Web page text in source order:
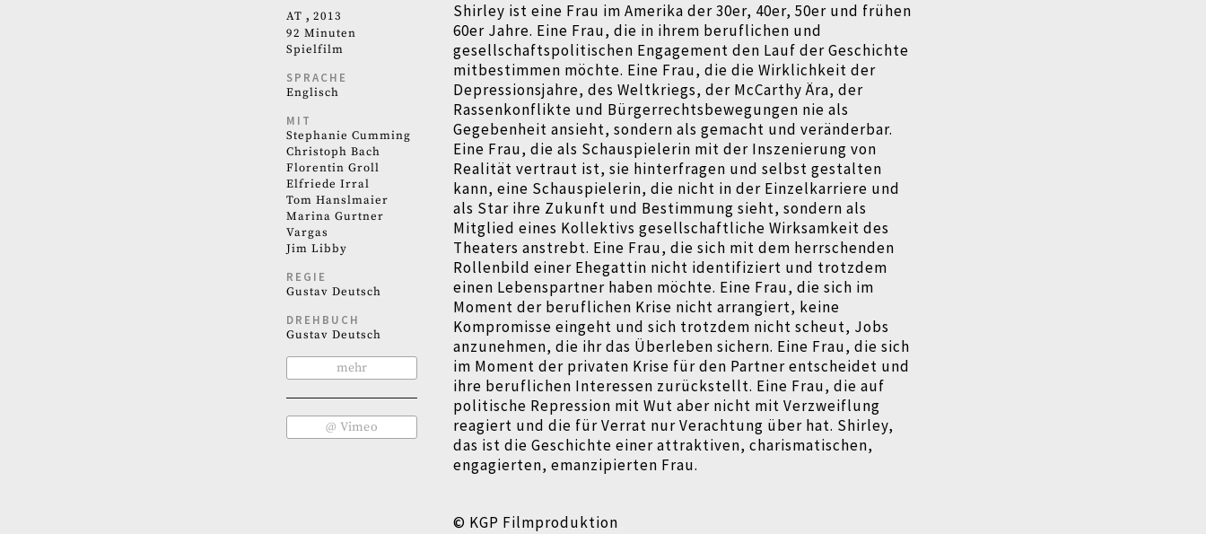
AT
2013
92 Minuten
Spielfilm
SPRACHE
Englisch
MIT
Stephanie Cumming
Christoph Bach
Florentin Groll
Elfriede Irral
Tom Hanslmaier
Marina Gurtner
Vargas
Jim Libby
REGIE
Gustav Deutsch
DREHBUCH
Gustav Deutsch
mehr
@ Vimeo
Shirley ist eine Frau im Amerika der 30er, 40er, 50er und frühen
60er Jahre. Eine Frau, die in ihrem beruflichen und
gesellschaftspolitischen Engagement den Lauf der Geschichte
mitbestimmen möchte. Eine Frau, die die Wirklichkeit der
Depressionsjahre, des Weltkriegs, der McCarthy Ära, der
Rassenkonflikte und Bürgerrechtsbewegungen nie als
Gegebenheit ansieht, sondern als gemacht und veränderbar.
Eine Frau, die als Schauspielerin mit der Inszenierung von
Realität vertraut ist, sie hinterfragen und selbst gestalten
kann, eine Schauspielerin, die nicht in der Einzelkarriere und
als Star ihre Zukunft und Bestimmung sieht, sondern als
Mitglied eines Kollektivs gesellschaftliche Wirksamkeit des
Theaters anstrebt. Eine Frau, die sich mit dem herrschenden
Rollenbild einer Ehegattin nicht identifiziert und trotzdem
einen Lebenspartner haben möchte. Eine Frau, die sich im
Moment der beruflichen Krise nicht arrangiert, keine
Kompromisse eingeht und sich trotzdem nicht scheut, Jobs
anzunehmen, die ihr das Überleben sichern. Eine Frau, die sich
im Moment der privaten Krise für den Partner entscheidet und
ihre beruflichen Interessen zurückstellt. Eine Frau, die auf
politische Repression mit Wut aber nicht mit Verzweiflung
reagiert und die für Verrat nur Verachtung über hat. Shirley,
das ist die Geschichte einer attraktiven, charismatischen,
engagierten, emanzipierten Frau.
© KGP Filmproduktion